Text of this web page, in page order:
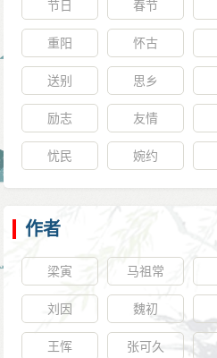
射》等），或者诗题与内容本
有》、《一片》等）。但如果
隐诗集中可以归入无题诗的就
并没有得到多数人的支持。
另一方面，许多人倾向于将
首》、《玉山》等诗与无题诗
微妙复杂的感情。事实上，正
使得无题诗吸引了众多的研究
正含义作出解释。然而没有一
信服的阐明诗中的涵义。
觉得李商隐的《无题》诗等
开成四年（839年），李商
利通过，得到了秘书省校书郎
官职，但有一定的发展机会。
（今河南灵宝）县尉。虽然县
多，但远离权力的中心，显然
李商隐在弘农任职期间很不顺
辱，难以忍受，最终以请长假
献州刺史乞假归京》）。凑巧
被调走，接任的姚合设法缓和
慰下，李商隐勉强留了下来。
情继续工作，不久（开成五年
节日 春节
重阳 怀古
送别 思乡
励志 友情
忧民 婉约
作者
梁寅 马祖常
刘因 魏初
王恽 张可久